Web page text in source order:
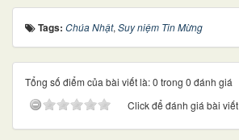
Tags: Chúa Nhật, Suy niệm Tin Mừng
Tổng số điểm của bài viết là: 0 trong 0 đánh giá
Click để đánh giá bài viết